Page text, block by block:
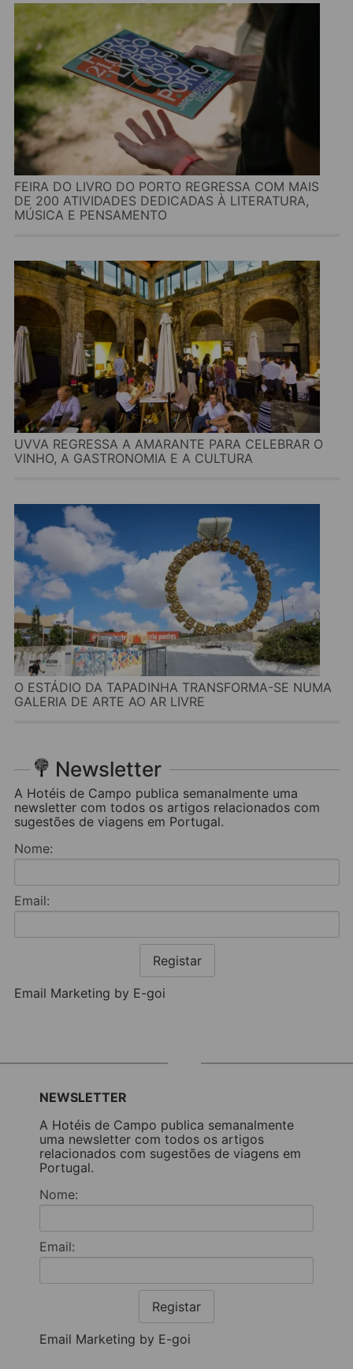
FEIRA DO LIVRO DO PORTO REGRESSA COM MAIS
DE 200 ATIVIDADES DEDICADAS À LITERATURA,
MÚSICA E PENSAMENTO
UVVA REGRESSA A AMARANTE PARA CELEBRAR O
VINHO, A GASTRONOMIA E A CULTURA
O ESTÁDIO DA TAPADINHA TRANSFORMA-SE NUMA
GALERIA DE ARTE AO AR LIVRE
Newsletter
A Hotéis de Campo publica semanalmente uma
newsletter com todos os artigos relacionados com
sugestões de viagens em Portugal.
Nome:
Email:
Registar
Email Marketing by E-goi
NEWSLETTER
A Hotéis de Campo publica semanalmente
uma newsletter com todos os artigos
relacionados com sugestões de viagens em
Portugal.
Nome:
Email:
Registar
Email Marketing by E-goi